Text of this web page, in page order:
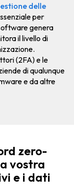
delle
per
genera
il livello di
(2FA) e le
di qualunque
e da altre
zero-
vostra
e i dati